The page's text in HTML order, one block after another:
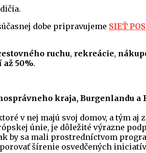
dobe pripravujeme SIEŤ
ruchu, rekreácie,
až 50%.
kraja, Burgenlandu
v nej majú svoj domov, a tým aj
únie, je dôležité výrazne
by sa mali prostredníctvom
šírenie osvedčených